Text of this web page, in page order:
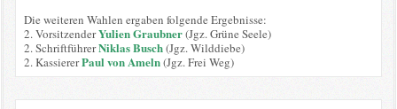
Die weiteren Wahlen ergaben folgende Ergebnisse:
2. VorsitzenderYulien Graubner(Jgz. Grüne Seele)
2. SchriftführerNiklas Busch(Jgz. Wilddiebe)
2. KassiererPaul von Ameln(Jgz. Frei Weg)